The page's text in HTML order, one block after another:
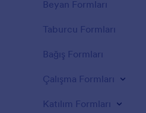
Beyan Formları
Taburcu Formları
Bağış Formları
Çalışma Formları
Katılım Formları